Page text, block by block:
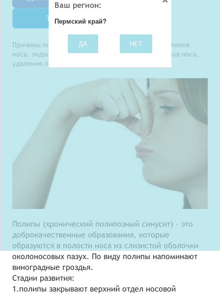
Твитнуть
Причины полипов в носу, симптомы, лечение полипов
носа, эндоскопическая операция удаления полипов носа,
удаление полипов носа лазером
Полипы (хронический полипозный синусит) - это
доброкачественные образования, которые
образуются в полости носа из слизистой оболочки
околоносовых пазух. По виду полипы напоминают
виноградные гроздья.
Стадии развития:
1.полипы закрывают верхний отдел носовой
Ваш регион:
Пермский край?
ДА НЕТ